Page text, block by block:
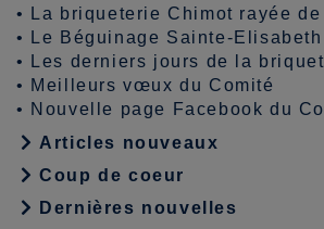
•
La briqueterie Chimot rayée
•
Le Béguinage Sainte-
•
Les derniers jours de la
• Meilleurs vœux du Comité
• Nouvelle page Facebook du
Articles nouveaux
Coup de coeur
Dernières nouvelles